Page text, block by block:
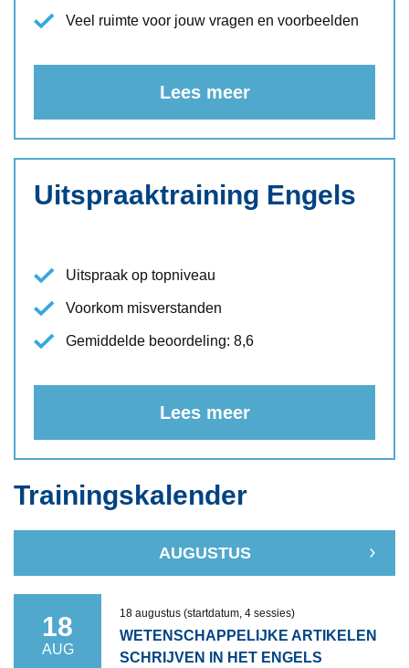
Trainingskalender
AUGUSTUS
18
AUG
18 augustus (startdatum, 4 sessies)
WETENSCHAPPELIJKE ARTIKELEN
SCHRIJVEN IN HET ENGELS
Veel ruimte voor jouw vragen en voorbeelden
Lees meer
Uitspraaktraining Engels
Uitspraak op topniveau
Voorkom misverstanden
Gemiddelde beoordeling: 8,6
Lees meer